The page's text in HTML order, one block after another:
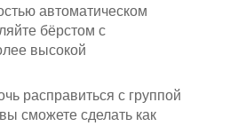
автоматическом
бёрстом с
высокой
расправиться с группой
сможете сделать как